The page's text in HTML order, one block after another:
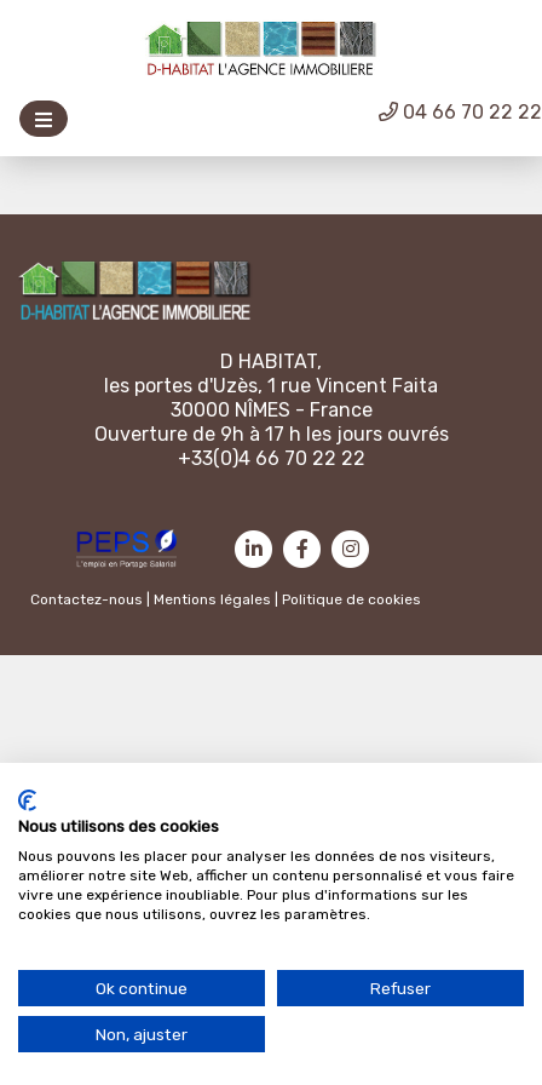
04 66 70 22 22
D HABITAT,
les portes d'Uzès, 1 rue Vincent Faita
30000 NÎMES - France
Ouverture de 9h à 17 h les jours ouvrés
+33(0)4 66 70 22 22
Contactez-nous |Mentions légales |Politique de cookies
Nous utilisons des cookies
Nous pouvons les placer pour analyser les données de nos visiteurs,
améliorer notre site Web, afficher un contenu personnalisé et vous faire
vivre une expérience inoubliable. Pour plus d'informations sur les
cookies que nous utilisons, ouvrez les paramètres.
Ok continue Refuser
Non, ajuster